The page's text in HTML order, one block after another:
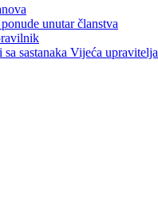
unutar članstva
sa sastanaka Vijeća upravitelja